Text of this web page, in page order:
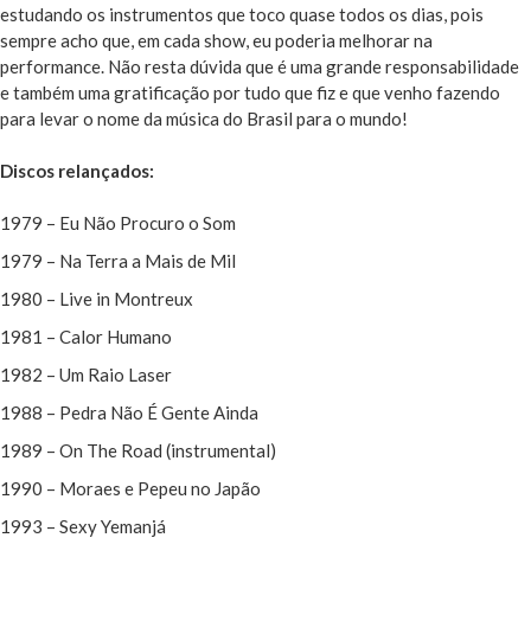
estudando os instrumentos que toco quase todos os dias, pois
sempre acho que, em cada show, eu poderia melhorar na
performance. Não resta dúvida que é uma grande responsabilidade
e também uma gratificação por tudo que fiz e que venho fazendo
para levar o nome da música do Brasil para o mundo!
Discos relançados:
1979 – Eu Não Procuro o Som
1979 – Na Terra a Mais de Mil
1980 – Live in Montreux
1981 – Calor Humano
1982 – Um Raio Laser
1988 – Pedra Não É Gente Ainda
1989 – On The Road (instrumental)
1990 – Moraes e Pepeu no Japão
1993 – Sexy Yemanjá